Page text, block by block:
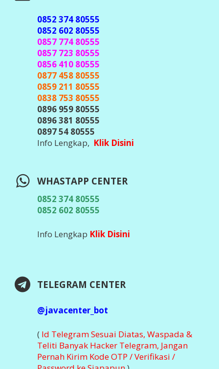
0852 374 80555
0852 602 80555
0857 774 80555
0857 723 80555
0856 410 80555
0877 458 80555
0859 211 80555
0838 753 80555
0896 959 80555
0896 381 80555
0897 54 80555
Info Lengkap, Klik Disini
WHASTAPP CENTER
0852 374 80555
0852 602 80555
Info Lengkap Klik Disini
TELEGRAM CENTER
@javacenter_bot
( Id Telegram Sesuai Diatas, Waspada &
Teliti Banyak Hacker Telegram, Jangan
Pernah Kirim Kode OTP / Verifikasi /